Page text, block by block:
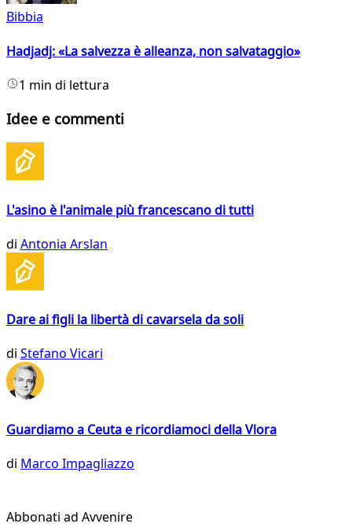
Bibbia
Hadjadj: «La salvezza è alleanza, non salvataggio»
1 min di lettura
Idee e commenti
L'asino è l'animale più francescano di tutti
di Antonia Arslan
Dare ai figli la libertà di cavarsela da soli
di Stefano Vicari
Guardiamo a Ceuta e ricordiamoci della Vlora
di Marco Impagliazzo
Abbonati ad Avvenire